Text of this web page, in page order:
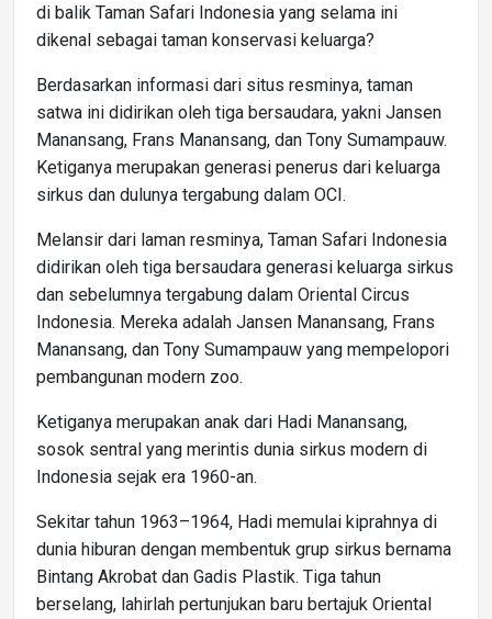
di balik Taman Safari Indonesia yang selama ini
dikenal sebagai taman konservasi keluarga?
Berdasarkan informasi dari situs resminya, taman
satwa ini didirikan oleh tiga bersaudara, yakni Jansen
Manansang, Frans Manansang, dan Tony Sumampauw.
Ketiganya merupakan generasi penerus dari keluarga
sirkus dan dulunya tergabung dalam OCI.
Melansir dari laman resminya, Taman Safari Indonesia
didirikan oleh tiga bersaudara generasi keluarga sirkus
dan sebelumnya tergabung dalam Oriental Circus
Indonesia. Mereka adalah Jansen Manansang, Frans
Manansang, dan Tony Sumampauw yang mempelopori
pembangunan modern zoo.
Ketiganya merupakan anak dari Hadi Manansang,
sosok sentral yang merintis dunia sirkus modern di
Indonesia sejak era 1960-an.
Sekitar tahun 1963–1964, Hadi memulai kiprahnya di
dunia hiburan dengan membentuk grup sirkus bernama
Bintang Akrobat dan Gadis Plastik. Tiga tahun
berselang, lahirlah pertunjukan baru bertajuk Oriental